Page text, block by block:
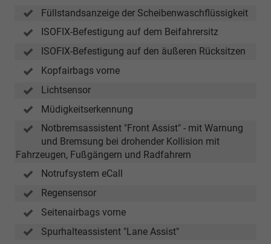
Füllstandsanzeige der Scheibenwaschflüssigkeit
ISOFIX-Befestigung auf dem Beifahrersitz
ISOFIX-Befestigung auf den äußeren Rücksitzen
Kopfairbags vorne
Lichtsensor
Müdigkeitserkennung
Notbremsassistent "Front Assist" - mit Warnung
und Bremsung bei drohender Kollision mit
Fahrzeugen, Fußgängern und Radfahrern
Notrufsystem eCall
Regensensor
Seitenairbags vorne
Spurhalteassistent "Lane Assist"